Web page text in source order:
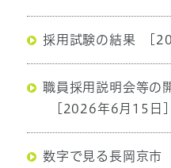
採用試験の結果
職員採用説明会等の
[2026年6月15日]
数字で見る長岡京市